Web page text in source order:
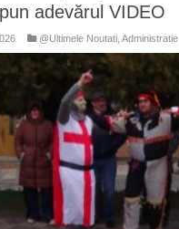
adevărul VIDEO
@Ultimele Noutati ,Administratie